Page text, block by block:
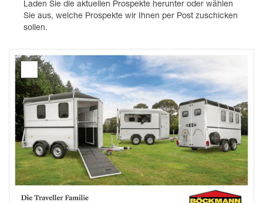
Laden Sie die aktuellen Prospekte herunter oder wählen
Sie aus, welche Prospekte wir Ihnen per Post zuschicken
sollen.
Traveller
Prospekt